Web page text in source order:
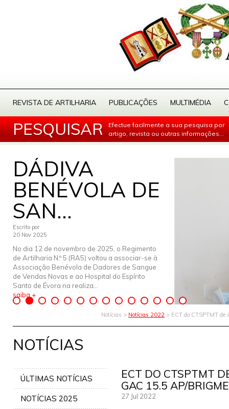
REVISTA DE ARTILHARIA PUBLICAÇÕES MULTIMÉDIA
PESQUISAR
Efectue facilmente a sua pesquisa por
artigo, revista ou outras informações...
DÁDIVA
BENÉVOLA DE
SAN...
Escrito por
20 Nov 2025
No dia 12 de novembro de 2025, o Regimento
de Artilharia N.º 5 (RA5) voltou a associar-se à
Associação Benévola de Dadores de Sangue
de Vendas Novas e ao Hospital do Espírito
Santo de Évora na realiza...
saiba +
Notícias > Notícias 2022 > ECT do CTSPTMT
NOTÍCIAS
ÚLTIMAS NOTÍCIAS
NOTÍCIAS 2025
ECT DO CTSPTMT
GAC 15.5 AP/
27 Jul 2022